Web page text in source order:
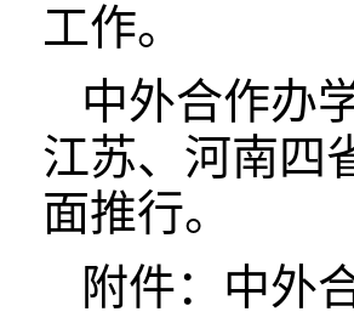
工作。
中外合作办
江苏、河南四
面推行。
附件：中外